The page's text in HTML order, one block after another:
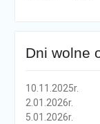
Dni wolne
10.11.2025r.
2.01.2026r.
5.01.2026r.